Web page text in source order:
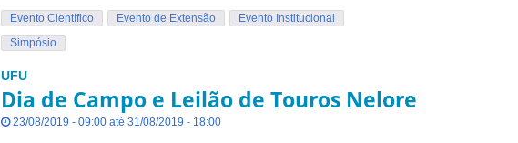
Evento Científico Evento de Extensão
Evento Institucional
Simpósio
UFU
Dia de Campo e Leilão de Touros Nelore
23/08/2019 - 09:00 até 31/08/2019 - 18:00